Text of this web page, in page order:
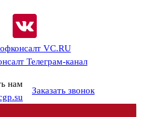
нам
Заказать звонок